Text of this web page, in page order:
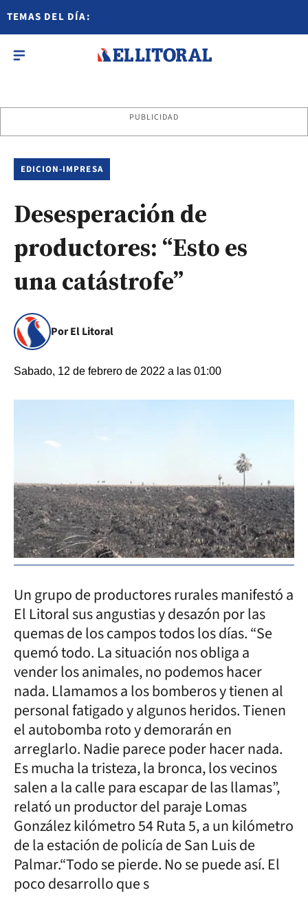
TEMAS DEL DÍA:
PUBLICIDAD
EDICION-IMPRESA
Desesperación de
productores: “Esto es
una catástrofe”
Por El Litoral
Sabado, 12 de febrero de 2022 a las 01:00
Un grupo de productores rurales manifestó a
El Litoral sus angustias y desazón por las
quemas de los campos todos los días. “Se
quemó todo. La situación nos obliga a
vender los animales, no podemos hacer
nada. Llamamos a los bomberos y tienen al
personal fatigado y algunos heridos. Tienen
el autobomba roto y demorarán en
arreglarlo. Nadie parece poder hacer nada.
Es mucha la tristeza, la bronca, los vecinos
salen a la calle para escapar de las llamas”,
relató un productor del paraje Lomas
González kilómetro 54 Ruta 5, a un kilómetro
de la estación de policía de San Luis de
Palmar.“Todo se pierde. No se puede así. El
poco desarrollo que s